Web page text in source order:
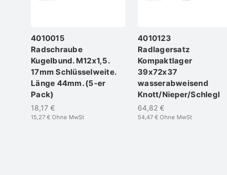
4010015
Radschraube
Kugelbund. M12x1,5.
17mm Schlüsselweite.
Länge 44mm. (5-er
Pack)
18,17 €
15,27 € Ohne MwSt
4010123
Radlagersatz
Kompaktlager
39x72x37
wasserabweisend
Knott/Nieper/Schlegl
64,82 €
54,47 € Ohne MwSt